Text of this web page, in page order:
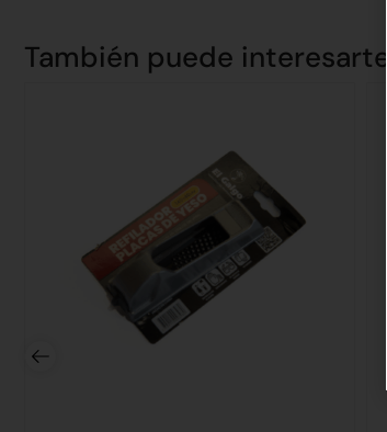
También puede interesarte